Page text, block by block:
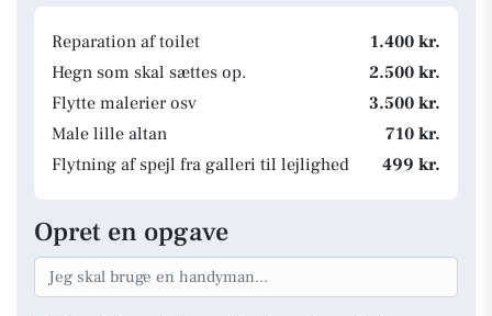
Reparation af toilet
1.400 kr.
Hegn som skal sættes op.
2.500 kr.
Flytte malerier osv
3.500 kr.
Male lille altan
710 kr.
Flytning af spejl fra galleri til lejlighed
499 kr.
Opret en opgave